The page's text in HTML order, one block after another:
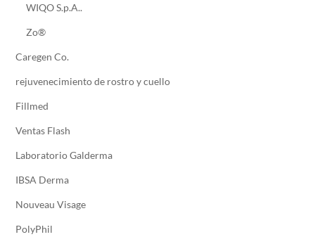
WIQO S.p.A..
Zo®
Caregen Co.
rejuvenecimiento de rostro y cuello
Fillmed
Ventas Flash
Laboratorio Galderma
IBSA Derma
Nouveau Visage
PolyPhil